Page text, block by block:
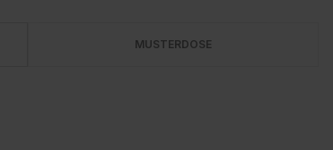
MUSTERDOSE